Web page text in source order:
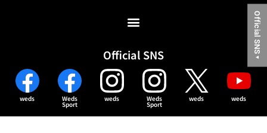
Official SNS
▼
Official SNS
weds Weds
Sport
weds Weds
Sport
weds weds